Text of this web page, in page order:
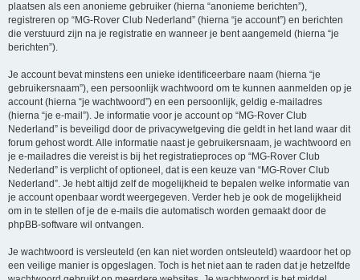
plaatsen als een anonieme gebruiker (hierna “anonieme berichten”),
registreren op “MG-Rover Club Nederland” (hierna “je account”) en berichten
die verstuurd zijn na je registratie en wanneer je bent aangemeld (hierna “je
berichten”).
Je account bevat minstens een unieke identificeerbare naam (hierna “je
gebruikersnaam”), een persoonlijk wachtwoord om te kunnen aanmelden op je
account (hierna “je wachtwoord”) en een persoonlijk, geldig e-mailadres
(hierna “je e-mail”). Je informatie voor je account op “MG-Rover Club
Nederland” is beveiligd door de privacywetgeving die geldt in het land waar dit
forum gehost wordt. Alle informatie naast je gebruikersnaam, je wachtwoord en
je e-mailadres die vereist is bij het registratieproces op “MG-Rover Club
Nederland” is verplicht of optioneel, dat is een keuze van “MG-Rover Club
Nederland”. Je hebt altijd zelf de mogelijkheid te bepalen welke informatie van
je account openbaar wordt weergegeven. Verder heb je ook de mogelijkheid
om in te stellen of je de e-mails die automatisch worden gemaakt door de
phpBB-software wil ontvangen.
Je wachtwoord is versleuteld (en kan niet worden ontsleuteld) waardoor het op
een veilige manier is opgeslagen. Toch is het niet aan te raden dat je hetzelfde